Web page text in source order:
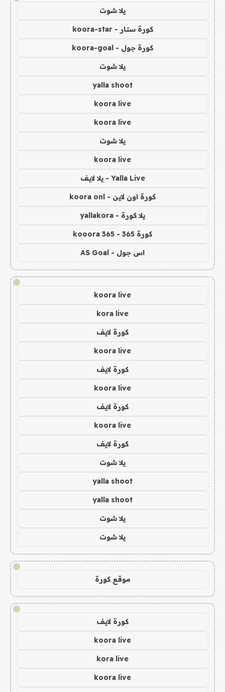
يلا شوت
كورة ستار - koora-star
كورة جول - koora-goal
يلا شوت
yalla shoot
koora live
koora live
يلا شوت
koora live
Yalla Live - يلا لايف
كورة اون لاين - koora onl
يلا كورة - yallakora
كورة 365 - kooora 365
اس جول - AS Goal
!
koora live
kora live
كورة لايف
koora live
كورة لايف
koora live
كورة لايف
koora live
كورة لايف
يلا شوت
yalla shoot
yalla shoot
يلا شوت
يلا شوت
!
موقع كورة
!
كورة لايف
koora live
kora live
koora live